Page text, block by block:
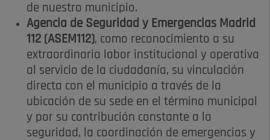
de nuestro municipio.
Agencia de Seguridad y Emergencias Madrid
112 (ASEM112), como reconocimiento a su
extraordinaria labor institucional y operativa
al servicio de la ciudadanía, su vinculación
directa con el municipio a través de la
ubicación de su sede en el término municipal
y por su contribución constante a la
seguridad, la coordinación de emergencias y